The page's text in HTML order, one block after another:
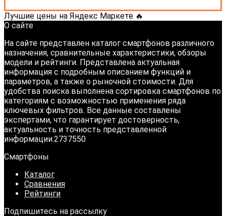
Лучшие цены на Яндекс Маркете 🔥
О сайте
На сайте представлен каталог смартфонов различного
назначения, сравнительные характеристики, обзоры
модели и рейтинги. Представлена актуальная
информация с подробным описанием функций и
параметров, а также о рыночной стоимости. Для
удобства поиска выполнена сортировка смартфонов по
категориям с возможностью применения ряда
ключевых фильтров. Все данные составлены
экспертами, что гарантирует достоверность,
актуальность и точность представленной
информации.2737550
Смартфоны
Каталог
Сравнения
Рейтинги
Подпишитесь на рассылку